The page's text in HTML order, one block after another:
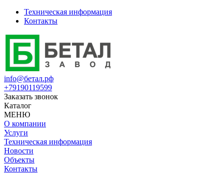
Техническая информация
Контакты
info@бетал.рф
+79190119599
Заказать звонок
Каталог
МЕНЮ
О компании
Услуги
Техническая информация
Новости
Объекты
Контакты